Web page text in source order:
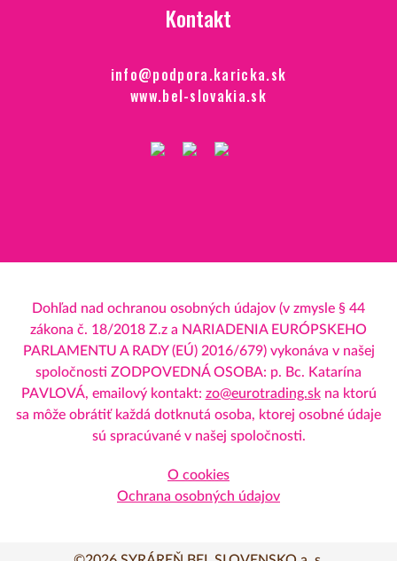
Kontakt
info@podpora.karicka.sk
www.bel-slovakia.sk
Dohľad nad ochranou osobných údajov (v zmysle § 44
zákona č. 18/2018 Z.z a NARIADENIA EURÓPSKEHO
PARLAMENTU A RADY (EÚ) 2016/679) vykonáva v našej
spoločnosti ZODPOVEDNÁ OSOBA: p. Bc. Katarína
PAVLOVÁ, emailový kontakt: zo@eurotrading.skna ktorú
sa môže obrátiť každá dotknutá osoba, ktorej osobné údaje
sú spracúvané v našej spoločnosti.
O cookies
Ochrana osobných údajov